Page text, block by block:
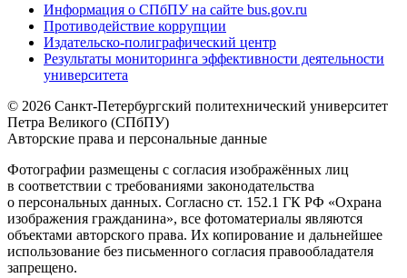
Информация о СПбПУ на сайте bus.gov.ru
Противодействие коррупции
Издательско-полиграфический центр
Результаты мониторинга эффективности деятельности
университета
© 2026 Санкт-Петербургский политехнический университет
Петра Великого (СПбПУ)
Авторские права и персональные данные
Фотографии размещены с согласия изображённых лиц
в соответствии с требованиями законодательства
о персональных данных. Согласно ст. 152.1 ГК РФ «Охрана
изображения гражданина», все фотоматериалы являются
объектами авторского права. Их копирование и дальнейшее
использование без письменного согласия правообладателя
запрещено.